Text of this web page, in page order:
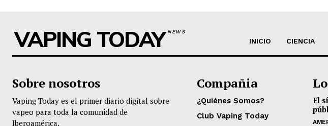
VAPING TODAYNEWS
INICIO CIENCIA
Sobre nosotros
Vaping Today es el primer diario digital sobre
vapeo para toda la comunidad de
Iberoamérica.
Compañia
¿Quiénes Somos?
Club Vaping Today
El